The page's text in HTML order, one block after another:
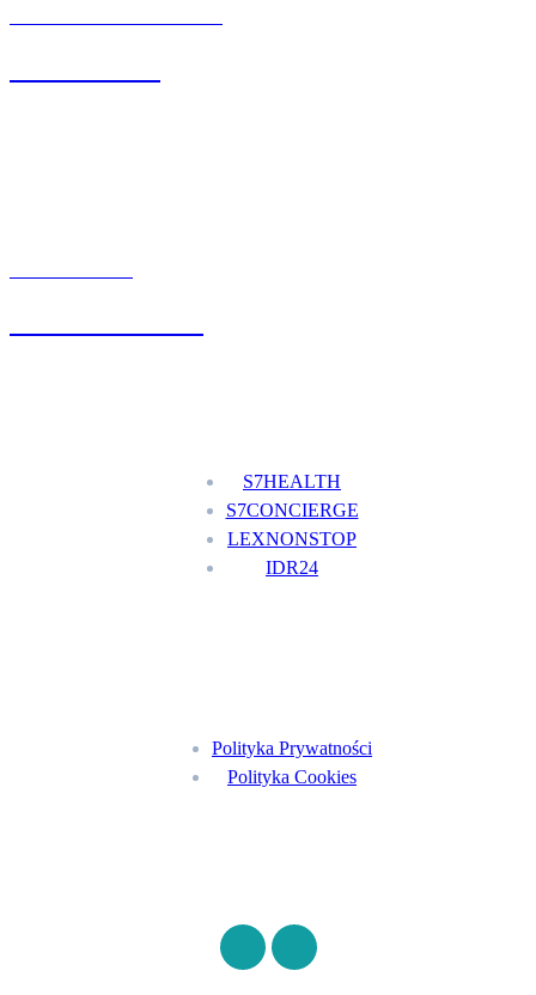
S7HEALTH
S7CONCIERGE
LEXNONSTOP
IDR24
Polityka Prywatności
Polityka Cookies